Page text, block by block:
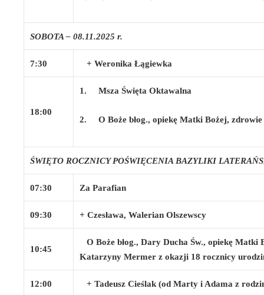
SOBOTA – 08.11.2025 r.
7:30 + Weronika Łągiewka
18:00
1. Msza Święta Oktawalna
2. O Boże błog., opiekę Matki Bożej,
ŚWIĘTO ROCZNICY POŚWIĘCENIA BAZYLIKI
07:30 Za Parafian
09:30 + Czesława, Walerian Olszewscy
10:45
O Boże błog., Dary Ducha Św., opiekę Matki
Katarzyny Mermer z okazji 18 rocznicy
12:00 + Tadeusz Cieślak (od Marty i Adama z